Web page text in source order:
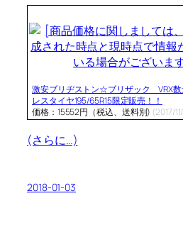
激安ブリヂストン☆ブリザック VRX数
レスタイヤ195/65R15限定販売！！
価格：15552円（税込、送料別) (2017/
(さらに…)
2018-01-03